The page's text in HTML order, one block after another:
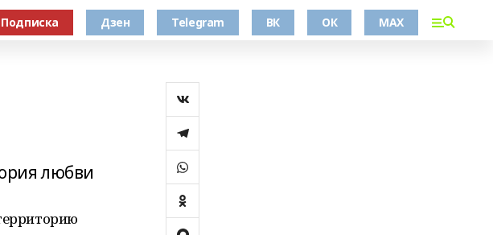
Подписка Дзен Telegram ВК ОК MAX
любви